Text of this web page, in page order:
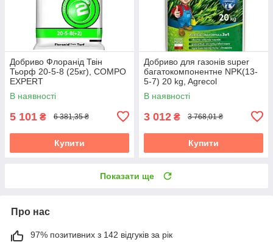
Добриво Флоранід Твін
Тьорф 20-5-8 (25кг), COMPO
EXPERT
В наявності
5 101 ₴ 6 381,35 ₴
Купити
Добриво для газонів super
багатокомпонентне NPK(13-
5-7) 20 kg, Agrecol
В наявності
3 012 ₴ 3 768,01 ₴
Купити
Показати ще
Про нас
97% позитивних з 142 відгуків за рік